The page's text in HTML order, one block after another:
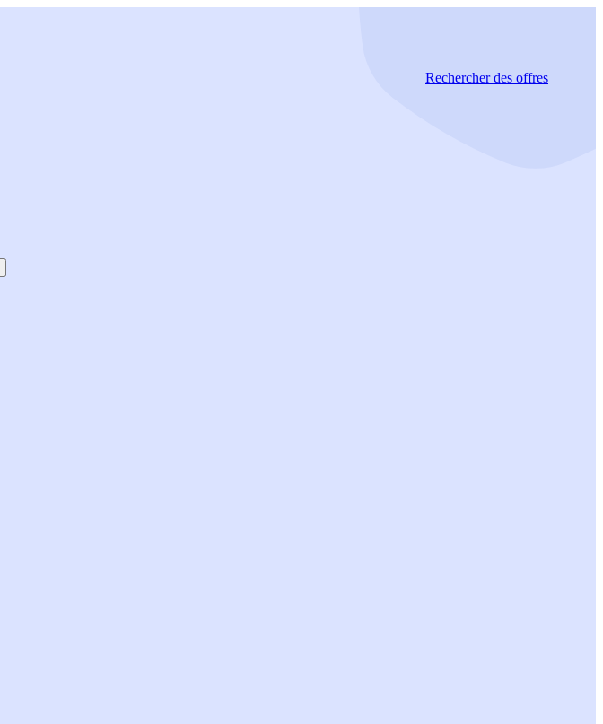
Rechercherdes offres